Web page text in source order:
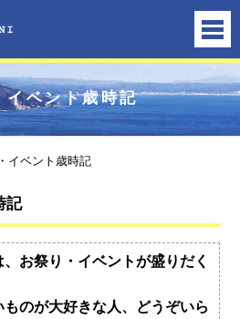
イベント歳時記
イベント歳時記
記
お祭り・イベントが盛りだく
のが大好きな人、どうぞいら